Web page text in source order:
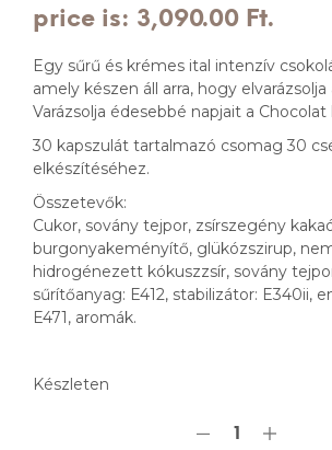
price is: 3,090.00 Ft.
Egy sűrű és krémes ital intenzív
amely készen áll arra, hogy
Varázsolja édesebbé napjait a Chocolat
30 kapszulát tartalmazó csomag 30
elkészítéséhez.
Összetevők:
Cukor, sovány tejpor, zsírszegény
burgonyakeményítő, glükózszirup,
hidrogénezett kókuszzsír, sovány
sűrítőanyag: E412, stabilizátor: E340ii,
E471, aromák.
Készleten